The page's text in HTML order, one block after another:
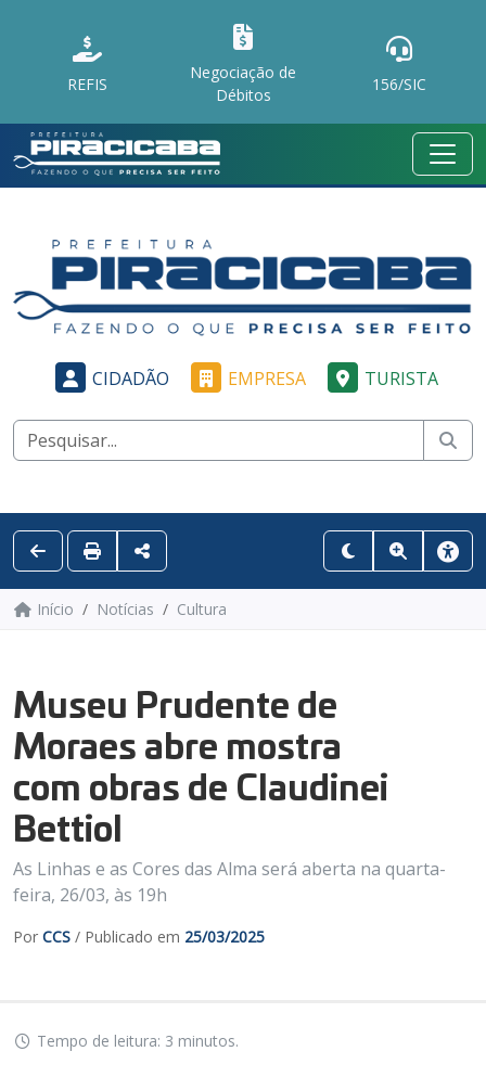
REFIS
Negociação de
Débitos
156/SIC
CIDADÃO EMPRESA TURISTA
Início Notícias Cultura
Museu Prudente de
Moraes abre mostra
com obras de Claudinei
Bettiol
As Linhas e as Cores das Alma será aberta na quarta-
feira, 26/03, às 19h
Por CCS / Publicado em 25/03/2025
Tempo de leitura: 3 minutos.